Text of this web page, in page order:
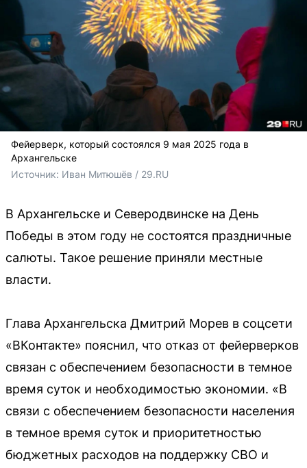
Фейерверк, который состоялся 9 мая 2025 года в
Архангельске
Источник: Иван Митюшёв / 29.RU
В Архангельске и Северодвинске на День
Победы в этом году не состоятся праздничные
салюты. Такое решение приняли местные
власти.
Глава Архангельска Дмитрий Морев в соцсети
«ВКонтакте» пояснил, что отказ от фейерверков
связан с обеспечением безопасности в темное
время суток и необходимостью экономии. «В
связи с обеспечением безопасности населения
в темное время суток и приоритетностью
бюджетных расходов на поддержку СВО и